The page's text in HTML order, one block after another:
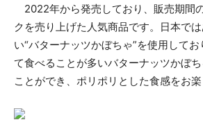
2022年から発売しており、販売期間
クを売り上げた人気商品です。日本で
い“バターナッツかぼちゃ”を使用して
て食べることが多いバターナッツかぼ
ことができ、ポリポリとした食感をお楽